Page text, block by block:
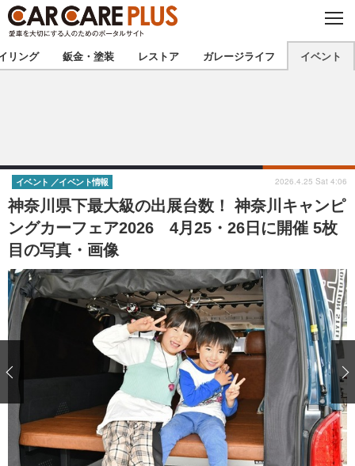
C
O
S
E
★カーケアプラス認定★ 厳選プロショップを地域から探す
甲信越 北陸
東海 関西
中国
九州 沖縄
注目の記事
ショップレポート 愛車 File
自動車豆知識 ストップ！不具合修理＆粗悪修理
鈑金・塗装
ディテイリング 洗車
ヘッドライト磨き コーティング
フィルム・ラッピング
小キズ直し 防錆
特集記事
ストップ 不具合修理＆粗悪修理
カーメーカー「旧車」関連プロジェ
ショップ紹介
リング 鈑金・塗装 レストア ガレージライフ イベント
神奈川県下最大級の出展台数！ 神奈川キャンピ
ングカーフェア2026 4月25・26日に開催 5枚
目の写真・画像
イベント イベント情報 2026.4.25 Sat 4:06